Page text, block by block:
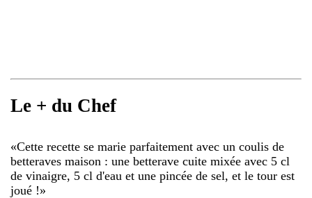
Le + du Chef
«Cette recette se marie parfaitement avec un coulis de
betteraves maison : une betterave cuite mixée avec 5 cl
de vinaigre, 5 cl d'eau et une pincée de sel, et le tour est
joué !»